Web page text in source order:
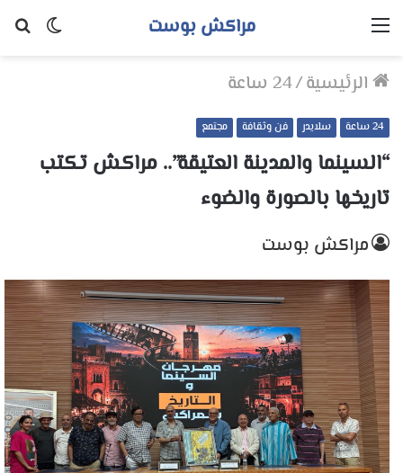
الوضع
مراكش بوست القائمة
الرئيسية/24 ساعة
24 ساعة سلايدر فن وثقافة مجتمع
“السينما والمدينة العتيقة”.. مراكش تكتب
تاريخها بالصورة والضوء
مراكش بوست